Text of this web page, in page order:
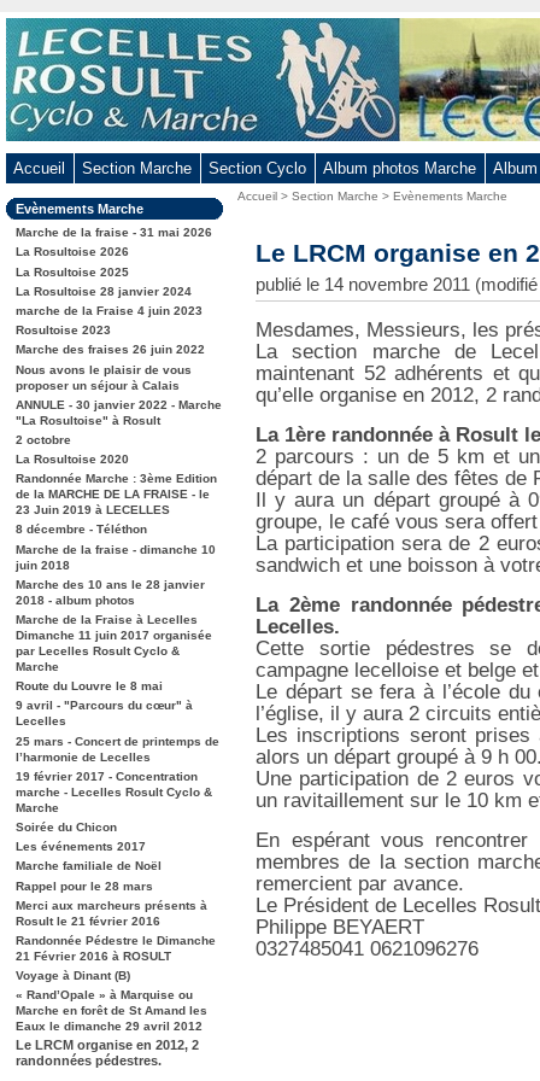
Aller
au
contenu
-
Aller
menu
principal
-
Aller
à
la
recherche
Accueil Section Marche Section Cyclo Album photos Marche
Dans
la
rubrique
:
Evènements Marche
Marche de la fraise - 31 mai 2026
La Rosultoise 2026
La Rosultoise 2025
La Rosultoise 28 janvier 2024
marche de la Fraise 4 juin 2023
Rosultoise 2023
Marche des fraises 26 juin 2022
Nous avons le plaisir de vous
proposer un séjour à Calais
ANNULE - 30 janvier 2022 - Marche
"La Rosultoise" à Rosult
2 octobre
La Rosultoise 2020
Randonnée Marche : 3ème Edition
de la MARCHE DE LA FRAISE - le
23 Juin 2019 à LECELLES
8 décembre - Téléthon
Marche de la fraise - dimanche 10
juin 2018
Marche des 10 ans le 28 janvier
2018 - album photos
Marche de la Fraise à Lecelles
Dimanche 11 juin 2017 organisée
par Lecelles Rosult Cyclo &
Marche
Route du Louvre le 8 mai
9 avril - "Parcours du cœur" à
Lecelles
25 mars - Concert de printemps de
l’harmonie de Lecelles
19 février 2017 - Concentration
marche - Lecelles Rosult Cyclo &
Marche
Soirée du Chicon
Les événements 2017
Marche familiale de Noël
Rappel pour le 28 mars
Merci aux marcheurs présents à
Rosult le 21 février 2016
Randonnée Pédestre le Dimanche
21 Février 2016 à ROSULT
Voyage à Dinant (B)
« Rand’Opale » à Marquise ou
Marche en forêt de St Amand les
Eaux le dimanche 29 avril 2012
Le LRCM organise en 2012, 2
randonnées pédestres.
Vous
Accueil >Section Marche >Evènements Marche
Le LRCM organise en
publié le 14 novembre 2011
Mesdames, Messieurs, les
La section marche de
maintenant 52 adhérents et
qu’elle organise en 2012, 2
La 1ère randonnée à Rosult
2 parcours : un de 5 km et
départ de la salle des fêtes de
Il y aura un départ groupé à
groupe, le café vous sera
La participation sera de 2
sandwich et une boisson à
La 2ème randonnée
Lecelles.
Cette sortie pédestres se
campagne lecelloise et belge
Le départ se fera à l’école
l’église, il y aura 2 circuits
Les inscriptions seront
alors un départ groupé à 9 h
Une participation de 2 euros
un ravitaillement sur le 10 km
En espérant vous
membres de la section
remercient par avance.
Le Président de Lecelles
Philippe BEYAERT
0327485041 0621096276